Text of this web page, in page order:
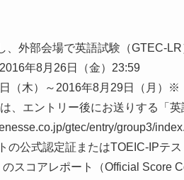
、外部会場で英語試験（GTEC-LR
年8月26日（金）23:59
（木）～2016年8月29日（月）※
、エントリー後にお送りする「英
gtec/entry/group3/
公式認定証またはTOEIC-IPテ
スコアレポート（Official Score